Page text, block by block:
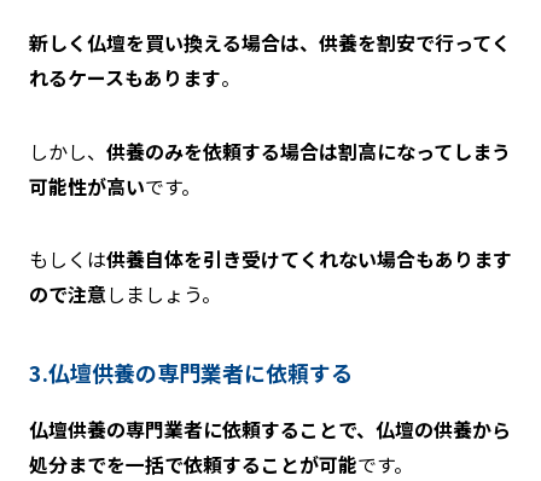
新しく仏壇を買い換える場合は、供養を割安で行ってく
れるケースもあります。
しかし、 供養のみを依頼する場合は割高になってしまう
可能性が高いです。
もしくは供養自体を引き受けてくれない場合もあります
ので注意しましょう。
3.仏壇供養の専門業者に依頼する
仏壇供養の専門業者に依頼することで、仏壇の供養から
処分までを一括で依頼することが可能です。